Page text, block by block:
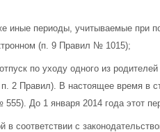
иные периоды, учитываемые
(п. 9 Правил № 1015);
по уходу одного из
2 Правил). В настоящее время в
555). До 1 января 2014 года этот
в соответствии с